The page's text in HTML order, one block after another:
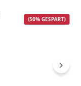
(50% GESPART)